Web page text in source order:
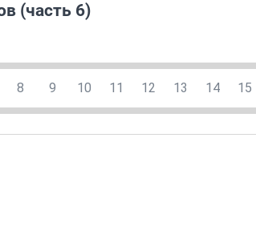
(часть 6)
8 9 10 11 12 13 14 15